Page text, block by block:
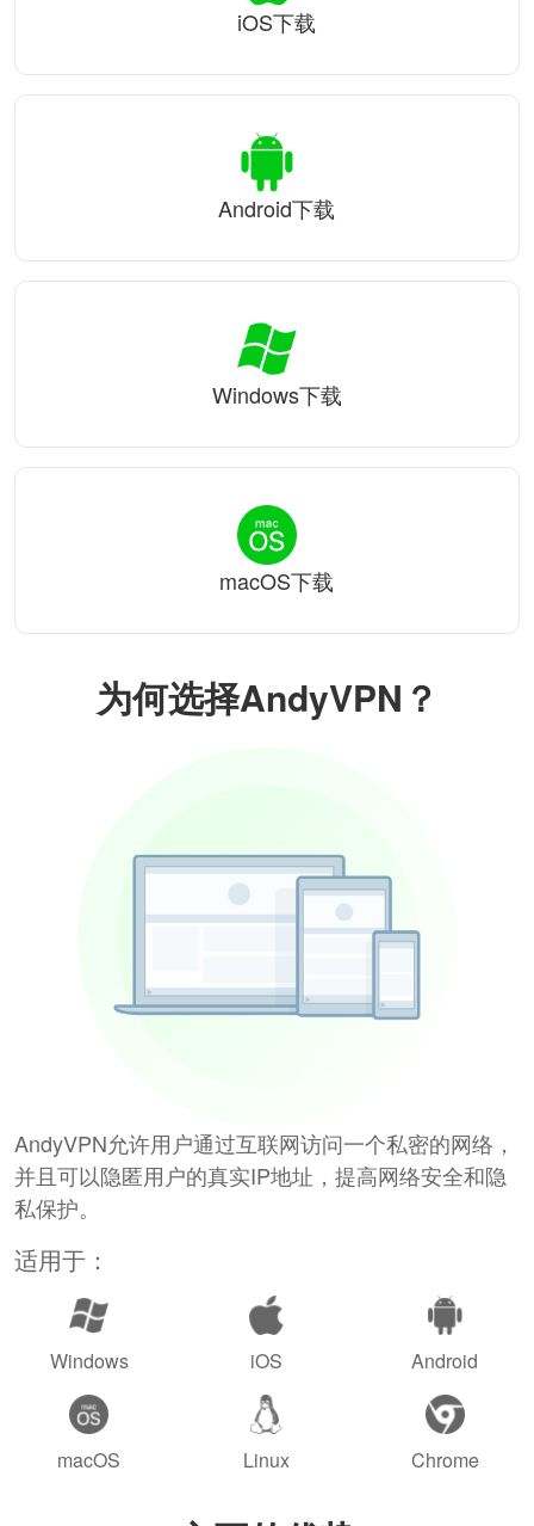
为何选择AndyVPN？
AndyVPN允许用户通过互联网访问一个私密的网络，
并且可以隐匿用户的真实IP地址，提高网络安全和隐
私保护。
适用于：
Windows iOS Android
macOS Linux Chrome
iOS下载
Android下载
Windows下载
macOS下载